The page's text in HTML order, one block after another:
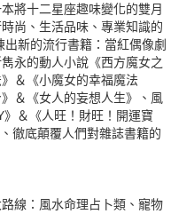
將十二星座趣味變化的雙月
尚、生活品味、專業知識的
新的流行書籍：當紅偶像劇
永的動人小說《西方魔女之
＆《小魔女的幸福魔法
＆《女人的妄想人生》、風
＆《人旺！財旺！開運寶
徹底顛覆人們對雜誌書籍的
線：風水命理占卜類、寵物